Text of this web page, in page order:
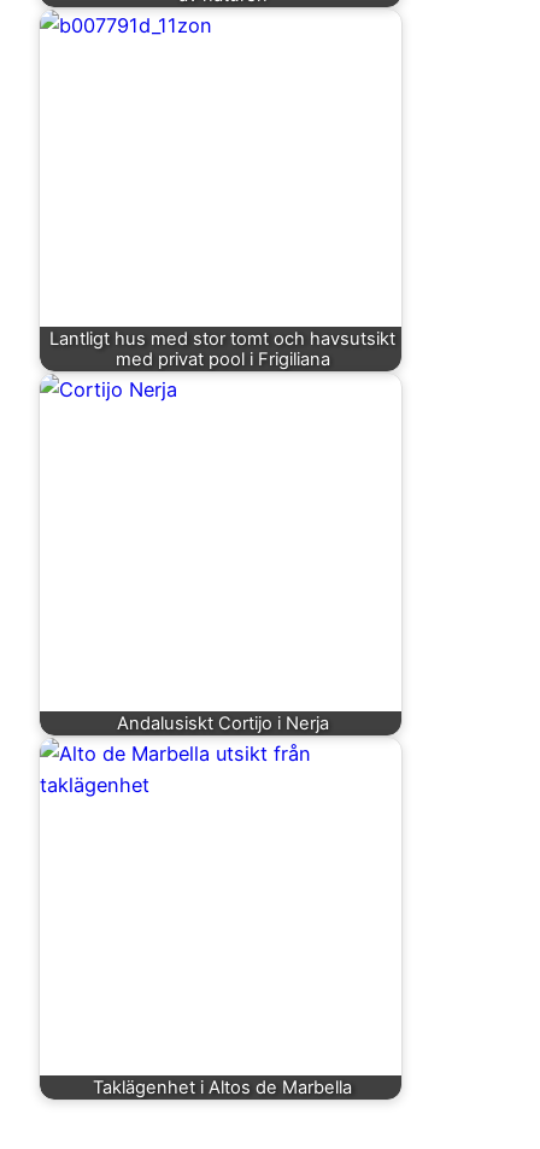
Lantligt hus med stor tomt och havsutsikt
med privat pool i Frigiliana
Andalusiskt Cortijo i Nerja
Taklägenhet i Altos de Marbella